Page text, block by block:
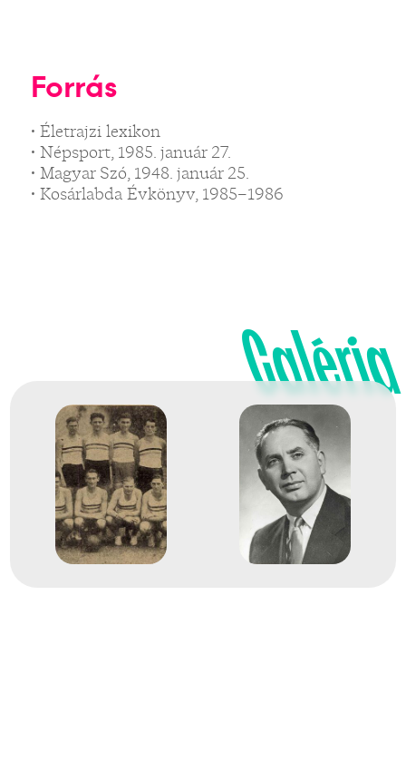
Forrás
• Életrajzi lexikon
• Népsport, 1985. január 27.
• Magyar Szó, 1948. január 25.
• Kosárlabda Évkönyv, 1985–1986
Galéria